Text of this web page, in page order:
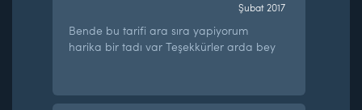
Şubat 2017
Bende bu tarifi ara sıra yapiyorum
harika bir tadı var Teşekkürler arda bey